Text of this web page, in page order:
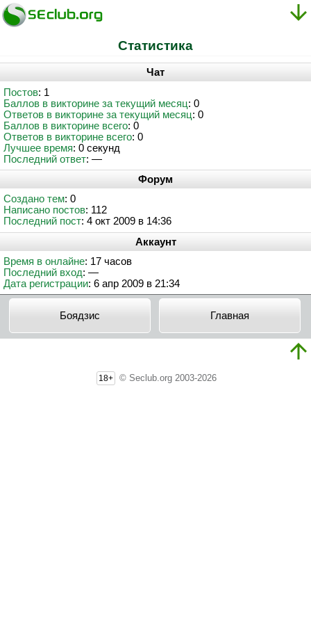
Статистика
Чат
Постов: 1
Баллов в викторине за текущий месяц: 0
Ответов в викторине за текущий месяц: 0
Баллов в викторине всего: 0
Ответов в викторине всего: 0
Лучшее время: 0 секунд
Последний ответ: —
Форум
Создано тем: 0
Написано постов: 112
Последний пост: 4 окт 2009 в 14:36
Аккаунт
Время в онлайне: 17 часов
Последний вход: —
Дата регистрации: 6 апр 2009 в 21:34
Бoядзиc Главная
18+ © Seclub.org 2003-2026